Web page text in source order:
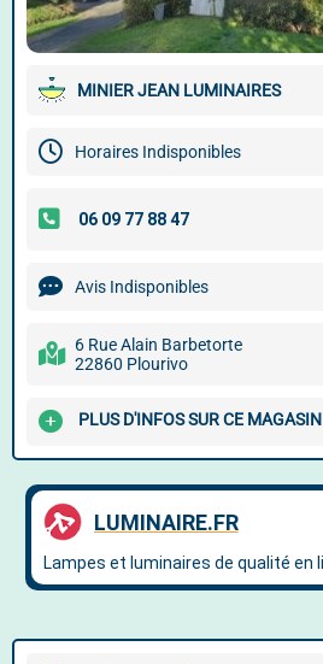
MINIER JEAN LUMINAIRES
Horaires Indisponibles
Avis Indisponibles
6 Rue Alain Barbetorte
22860 Plourivo
PLUS D'INFOS SUR CE MAGASIN